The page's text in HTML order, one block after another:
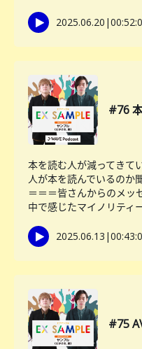
2025.06.20 |
#76
本を読む人が減ってきて
人が本を読んでいるのか
＝＝＝皆さんからのメッ
中で感じたマイノリティ
2025.06.13 |
#75